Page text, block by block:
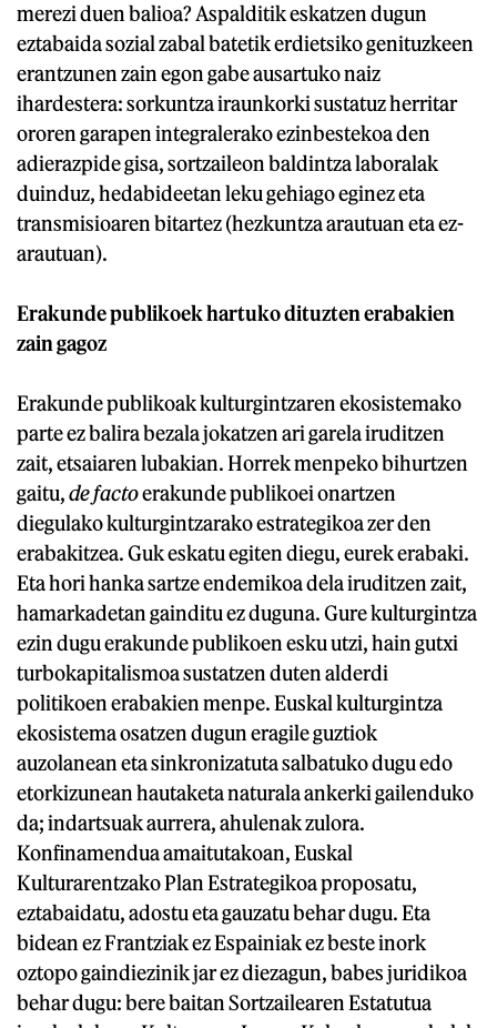
merezi duen balioa? Aspalditik eskatzen dugun
eztabaida sozial zabal batetik erdietsiko genituzkeen
erantzunen zain egon gabe ausartuko naiz
ihardestera: sorkuntza iraunkorki sustatuz herritar
ororen garapen integralerako ezinbestekoa den
adierazpide gisa, sortzaileon baldintza laboralak
duinduz, hedabideetan leku gehiago eginez eta
transmisioaren bitartez (hezkuntza arautuan eta ez-
arautuan).
Erakunde publikoek hartuko dituzten erabakien
zain gagoz
Erakunde publikoak kulturgintzaren ekosistemako
parte ez balira bezala jokatzen ari garela iruditzen
zait, etsaiaren lubakian. Horrek menpeko bihurtzen
gaitu,de factoerakunde publikoei onartzen
diegulako kulturgintzarako estrategikoa zer den
erabakitzea. Guk eskatu egiten diegu, eurek erabaki.
Eta hori hanka sartze endemikoa dela iruditzen zait,
hamarkadetan gainditu ez duguna. Gure kulturgintza
ezin dugu erakunde publikoen esku utzi, hain gutxi
turbokapitalismoa sustatzen duten alderdi
politikoen erabakien menpe. Euskal kulturgintza
ekosistema osatzen dugun eragile guztiok
auzolanean eta sinkronizatuta salbatuko dugu edo
etorkizunean hautaketa naturala ankerki gailenduko
da; indartsuak aurrera, ahulenak zulora.
Konfinamendua amaitutakoan, Euskal
Kulturarentzako Plan Estrategikoa proposatu,
eztabaidatu, adostu eta gauzatu behar dugu. Eta
bidean ez Frantziak ez Espainiak ez beste inork
oztopo gaindiezinik jar ez diezagun, babes juridikoa
behar dugu: bere baitan Sortzailearen Estatutua